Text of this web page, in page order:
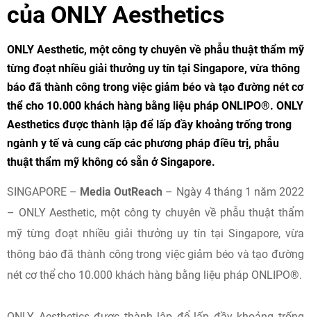
của ONLY Aesthetics
ONLY Aesthetic, một công ty chuyên về phẫu thuật thẩm mỹ
từng đoạt nhiều giải thưởng uy tín tại Singapore, vừa thông
báo đã thành công trong việc giảm béo và tạo đường nét cơ
thể cho 10.000 khách hàng bằng liệu pháp ONLIPO®. ONLY
Aesthetics được thành lập để lấp đầy khoảng trống trong
ngành y tế và cung cấp các phương pháp điều trị, phẫu
thuật thẩm mỹ không có sẵn ở Singapore.
SINGAPORE – Media OutReach – Ngày 4 tháng 1 năm 2022
– ONLY Aesthetic, một công ty chuyên về phẫu thuật thẩm
mỹ từng đoạt nhiều giải thưởng uy tín tại Singapore, vừa
thông báo đã thành công trong việc giảm béo và tạo đường
nét cơ thể cho 10.000 khách hàng bằng liệu pháp ONLIPO®.